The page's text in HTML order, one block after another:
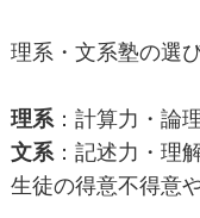
理系・文系塾の選
理系：計算力・論
文系：記述力・理
生徒の得意不得意